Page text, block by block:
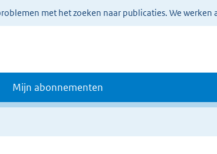
met het zoeken naar publicaties. We werken
Mijn abonnementen